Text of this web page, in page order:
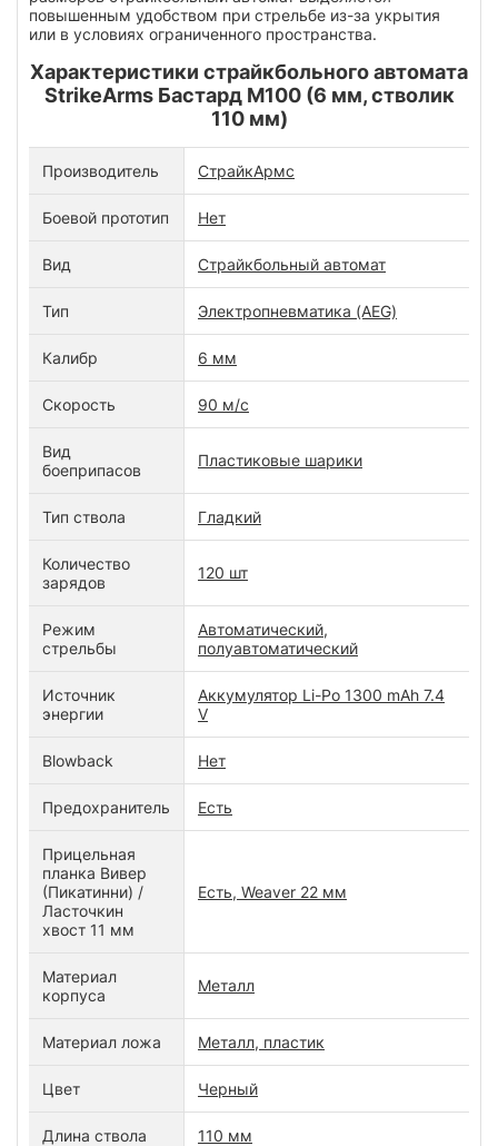
повышенным удобством при стрельбе из-за укрытия
или в условиях ограниченного пространства.
Характеристики страйкбольного автомата
StrikeArms Бастард M100 (6 мм, стволик
110 мм)
Производитель СтрайкАрмс
Боевой прототип Нет
Вид Страйкбольный автомат
Тип Электропневматика (AEG)
Калибр 6 мм
Скорость 90 м/с
Вид
боеприпасов
Пластиковые шарики
Тип ствола Гладкий
Количество
зарядов
120 шт
Режим
стрельбы
Автоматический,
полуавтоматический
Источник
энергии
Аккумулятор Li-Po 1300 mAh 7.4
V
Blowback Нет
Предохранитель Есть
Прицельная
планка Вивер
(Пикатинни) /
Ласточкин
хвост 11 мм
Есть, Weaver 22 мм
Материал
корпуса
Металл
Материал ложа Металл, пластик
Цвет Черный
Длина ствола 110 мм